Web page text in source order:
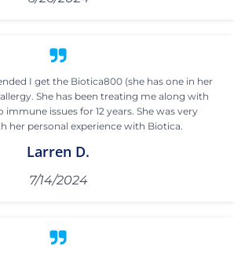
I get the Biotica800 (she has one in her
She has been treating me along with
immune issues for 12 years. She was very
her personal experience with Biotica.
Larren D.
7/14/2024